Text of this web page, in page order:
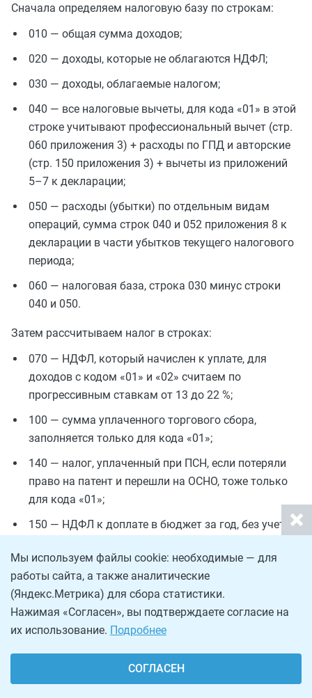
Сначала определяем налоговую базу по строкам:
010 — общая сумма доходов;
020 — доходы, которые не облагаются НДФЛ;
030 — доходы, облагаемые налогом;
040 — все налоговые вычеты, для кода «01» в этой
строке учитывают профессиональный вычет (стр.
060 приложения 3) + расходы по ГПД и авторские
(стр. 150 приложения 3) + вычеты из приложений
5–7 к декларации;
050 — расходы (убытки) по отдельным видам
операций, сумма строк 040 и 052 приложения 8 к
декларации в части убытков текущего налогового
периода;
060 — налоговая база, строка 030 минус строки
040 и 050.
Затем рассчитываем налог в строках:
070 — НДФЛ, который начислен к уплате, для
доходов с кодом «01» и «02» считаем по
прогрессивным ставкам от 13 до 22 %;
100 — сумма уплаченного торгового сбора,
заполняется только для кода «01»;
140 — налог, уплаченный при ПСН, если потеряли
право на патент и перешли на ОСНО, тоже только
для кода «01»;
150 — НДФЛ к доплате в бюджет за год, без учета
месяцев;
160 — НДФЛ к возврату из бюджета;
170 — НДФЛ, который вернули/зачли в связи с
применением упрощенных вычетов.
Мы используем файлы cookie: необходимые — для
работы сайта, а также аналитические
(Яндекс.Метрика) для сбора статистики.
Нажимая «Согласен», вы подтверждаете согласие на
их использование. Подробнее
СОГЛАСЕН